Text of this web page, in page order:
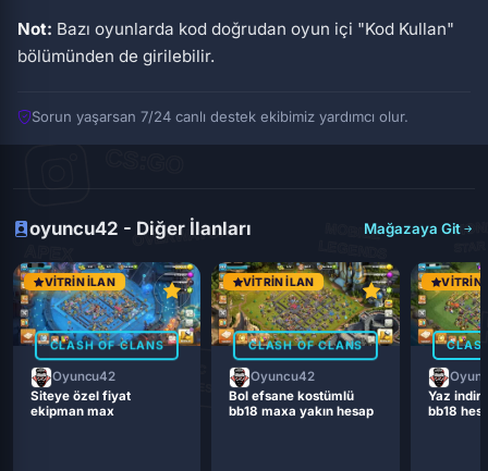
Not: Bazı oyunlarda kod doğrudan oyun içi "Kod Kullan"
bölümünden de girilebilir.
Sorun yaşarsan 7/24 canlı destek ekibimiz yardımcı olur.
oyuncu42 - Diğer İlanları Mağazaya Git
VITRIN İLAN
CLASH OF CLANS
Oyuncu42
Siteye özel fiyat
ekipman max
VITRIN İLAN
CLASH OF CLANS
Oyuncu42
Bol efsane kostümlü
bb18 maxa yakın hesap
VITRIN
Yaz
bb18